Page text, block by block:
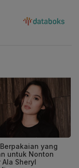
yang
untuk Nonton
Ala Sheryl